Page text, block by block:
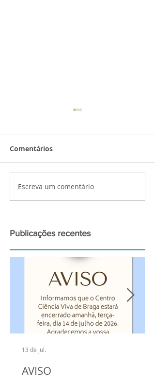
Palestra de preparação
para a observação do
Comentários
Escreva um comentário
Publicações recentes
AVISO
13 de jul.